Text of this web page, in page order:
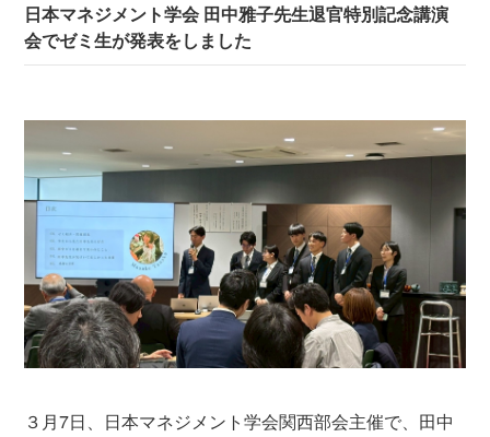
日本マネジメント学会 田中雅子先生退官特別記念講演
会でゼミ生が発表をしました
３月7日、日本マネジメント学会関西部会主催で、田中